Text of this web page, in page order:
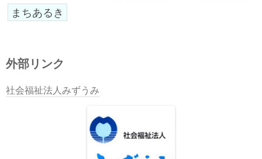
まちあるき
外部リンク
社会福祉法人みずうみ